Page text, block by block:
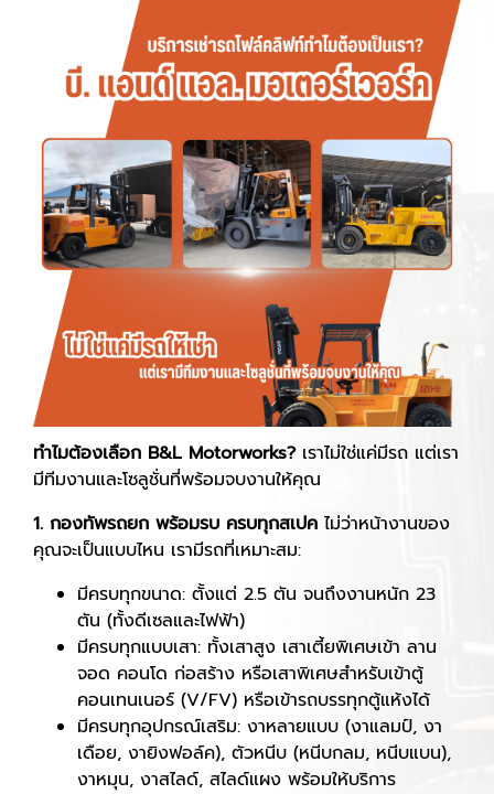
ทำไมต้องเลือก B&L Motorworks?เราไม่ใช่แค่มีรถ แต่เรา
มีทีมงานและโซลูชั่นที่พร้อมจบงานให้คุณ
1. กองทัพรถยก พร้อมรบ ครบทุกสเปค ไม่ว่าหน้างานของ
คุณจะเป็นแบบไหน เรามีรถที่เหมาะสม:
มีครบทุกขนาด: ตั้งแต่ 2.5 ตัน จนถึงงานหนัก 23
ตัน (ทั้งดีเซลและไฟฟ้า)
มีครบทุกแบบเสา: ทั้งเสาสูง เสาเตี้ยพิเศษเข้า ลาน
จอด คอนโด ก่อสร้าง หรือเสาพิเศษสำหรับเข้าตู้
คอนเทนเนอร์ (V/FV) หรือเข้ารถบรรทุกตู้แห้งได้
มีครบทุกอุปกรณ์เสริม: งาหลายแบบ (งาแลมป์, งา
เดือย, งายิงฟอล์ค), ตัวหนีบ (หนีบกลม, หนีบแบน),
งาหมุน, งาสไลด์, สไลด์แผง พร้อมให้บริการ